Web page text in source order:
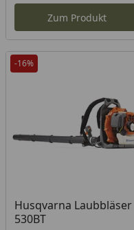
Zum Produkt
-16%
Husqvarna Laubbläser
530BT
Produkt nicht lieferbar